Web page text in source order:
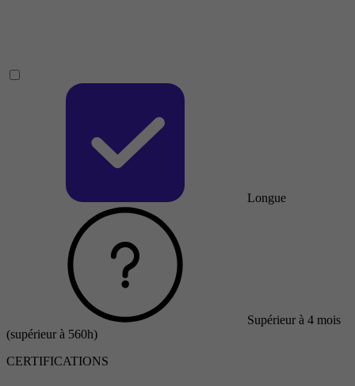
Longue
Supérieur à 4 mois
(supérieur à 560h)
CERTIFICATIONS